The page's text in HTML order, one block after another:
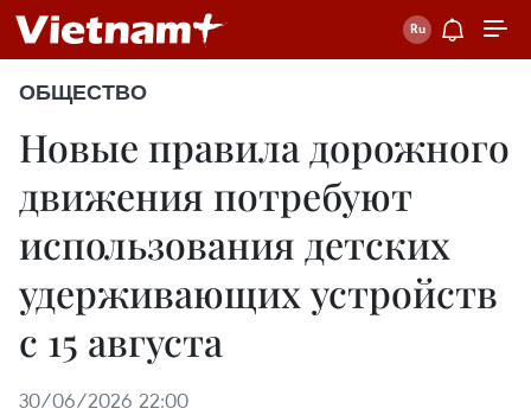
ОБЩЕСТВО
Новые правила дорожного
движения потребуют
использования детских
удерживающих устройств
с 15 августа
30/06/2026 22:00